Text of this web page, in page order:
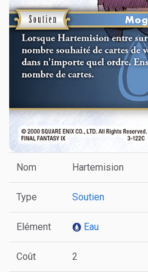
Nom Hartemision
Type Soutien
Elément Eau
Coût 2